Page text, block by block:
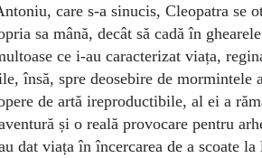
care s-a sinucis, Cleopatra se
sa mână, decât să cadă în
ce i-au caracterizat viața,
însă, spre deosebire de mormintele
de artă ireproductibile, al ei a
și o reală provocare pentru
dat viața în încercarea de a scoate